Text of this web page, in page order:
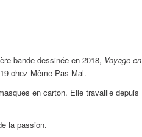
bande dessinée en 2018, Voyage en
chez Même Pas Mal.
en carton. Elle travaille depuis
la passion.